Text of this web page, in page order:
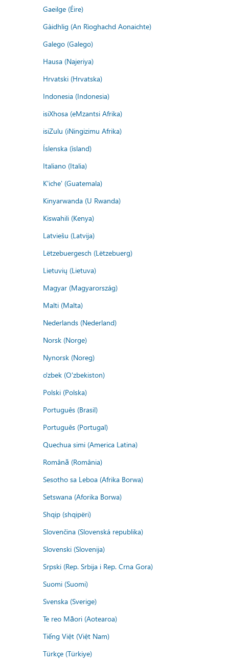
Gaeilge (Éire)
Gàidhlig (An Rìoghachd Aonaichte)
Galego (Galego)
Hausa (Najeriya)
Hrvatski (Hrvatska)
Indonesia (Indonesia)
isiXhosa (eMzantsi Afrika)
isiZulu (iNingizimu Afrika)
Íslenska (ísland)
Italiano (Italia)
K'iche' (Guatemala)
Kinyarwanda (U Rwanda)
Kiswahili (Kenya)
Latviešu (Latvija)
Lëtzebuergesch (Lëtzebuerg)
Lietuvių (Lietuva)
Magyar (Magyarország)
Malti (Malta)
Nederlands (Nederland)
Norsk (Norge)
Nynorsk (Noreg)
o'zbek (O'zbekiston)
Polski (Polska)
Português (Brasil)
Português (Portugal)
Quechua simi (America Latina)
Română (România)
Sesotho sa Leboa (Afrika Borwa)
Setswana (Aforika Borwa)
Shqip (shqipëri)
Slovenčina (Slovenská republika)
Slovenski (Slovenija)
Srpski (Rep. Srbija i Rep. Crna Gora)
Suomi (Suomi)
Svenska (Sverige)
Te reo Māori (Aotearoa)
Tiếng Việt (Việt Nam)
Türkçe (Türkiye)